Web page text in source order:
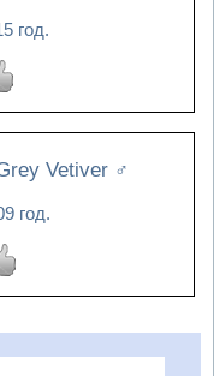
год.
Vetiver ♂
год.